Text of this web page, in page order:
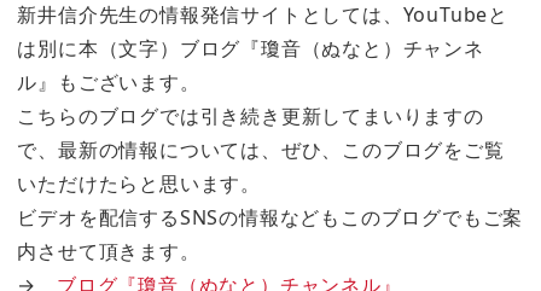
新井信介先生の情報発信サイトとしては、YouTubeと
は別に本（文字）ブログ『瓊音（ぬなと）チャンネ
ル』もございます。
こちらのブログでは引き続き更新してまいりますの
で、最新の情報については、ぜひ、このブログをご覧
いただけたらと思います。
ビデオを配信するSNSの情報などもこのブログでもご案
内させて頂きます。
→ ブログ『瓊音（ぬなと）チャンネル』